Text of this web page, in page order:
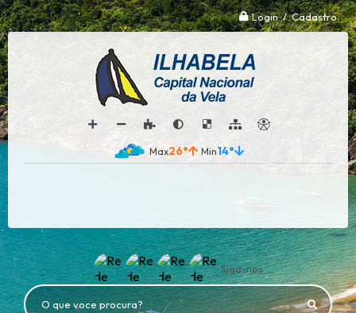
Login / Cadastro
26° 14°
Siga-nos
O que voce procura?